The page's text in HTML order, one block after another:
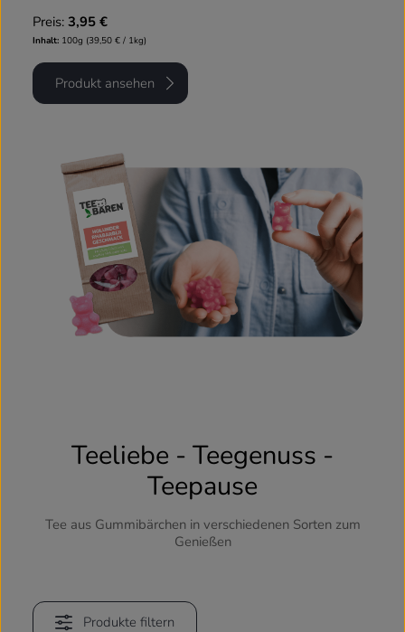
Preis: 3,95 €
Inhalt: 100g (39,50 € / 1kg)
Produkt ansehen
Teeliebe - Teegenuss -
Teepause
Tee aus Gummibärchen in verschiedenen Sorten zum
Genießen
Produkte filtern